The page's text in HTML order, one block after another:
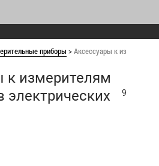
приборы >Аксессуары к
к измерителям
электрических
9